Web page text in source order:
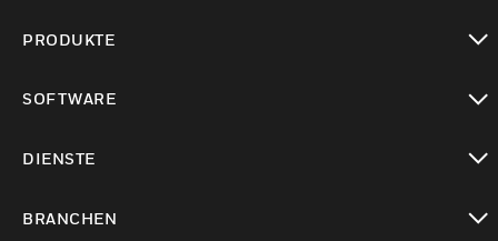
PRODUKTE
SOFTWARE
DIENSTE
BRANCHEN